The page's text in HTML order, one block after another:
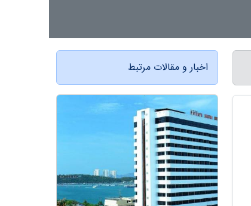
اخبار و مقالات مرتبط